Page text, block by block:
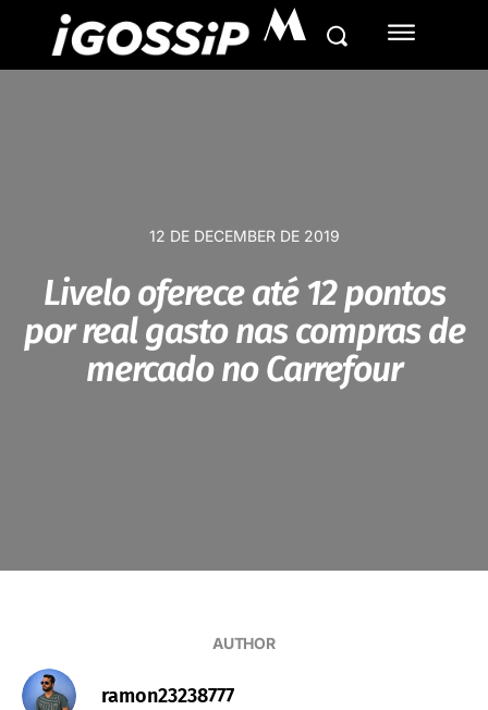
M
12 DE DECEMBER DE 2019
Livelo oferece até 12 pontos
por real gasto nas compras de
mercado no Carrefour
AUTHOR
ramon23238777